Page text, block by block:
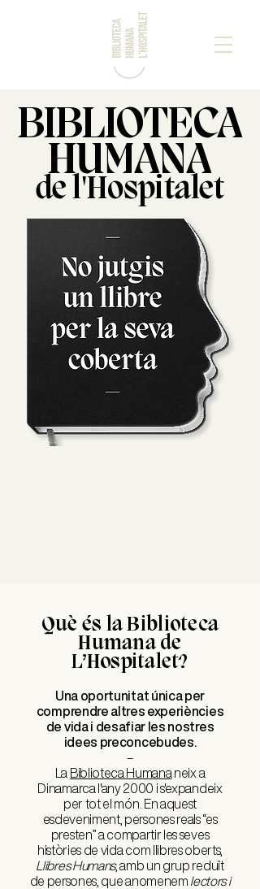
BIBLIOTECA
HUMANA
de l'Hospitalet
Què és la Biblioteca
Humana de
L’Hospitalet?
Una oportunitat única per
comprendre altres experiències
de vida i desafiar les nostres
idees preconcebudes.
–
La Biblioteca Humana neix a
Dinamarca l'any 2000 i s'expandeix
per tot el món. En aquest
esdeveniment, persones reals “es
presten” a compartir les seves
històries de vida com llibres oberts,
Llibres Humans, amb un grup reduït
de persones, que anomenem lectors i